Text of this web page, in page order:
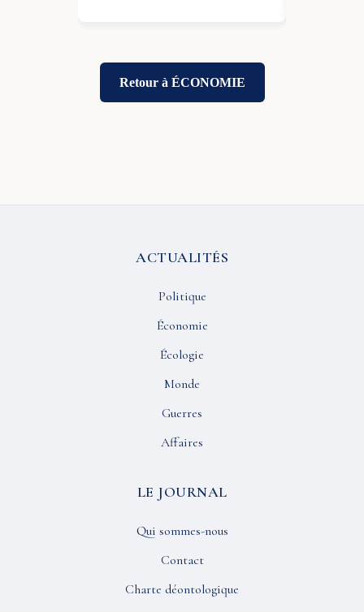
Retour à ÉCONOMIE
ACTUALITÉS
Politique
Économie
Écologie
Monde
Guerres
Affaires
LE JOURNAL
Qui sommes-nous
Contact
Charte déontologique